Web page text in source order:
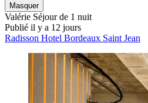
Masquer
Valérie Séjour de 1 nuit
Publié il y a 12 jours
Radisson Hotel Bordeaux Saint Jean